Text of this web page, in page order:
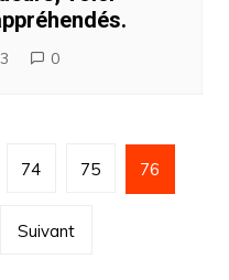
0
74 75 76
Suivant